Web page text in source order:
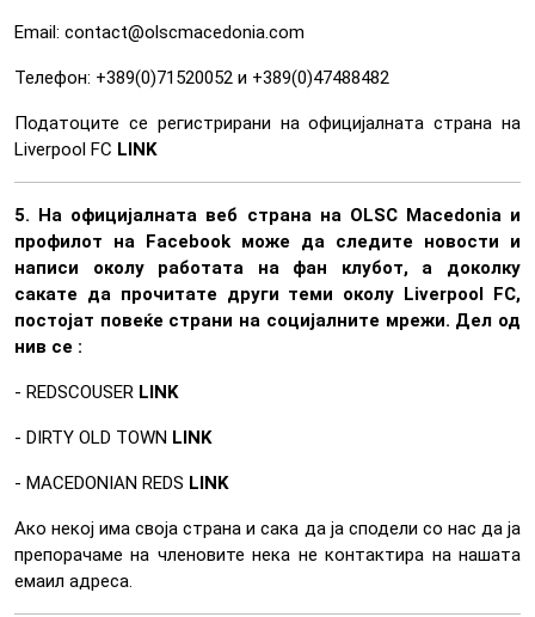
Email: contact@olscmacedonia.com
Телефон: +389(0)71520052 и +389(0)47488482
Податоците се регистрирани на официјалната страна на
Liverpool FC LINK
5. На официјалната веб страна на OLSC Macedonia и
профилот на Facebook може да следите новости и
написи околу работата на фан клубот, а доколку
сакате да прочитате други теми околу Liverpool FC,
постојат повеќе страни на социјалните мрежи. Дел од
нив се :
- REDSCOUSER LINK
- DIRTY OLD TOWN LINK
- MACEDONIAN REDS LINK
Ако некој има своја страна и сака да ја сподели со нас да ја
препорачаме на членовите нека не контактира на нашата
емаил адреса.